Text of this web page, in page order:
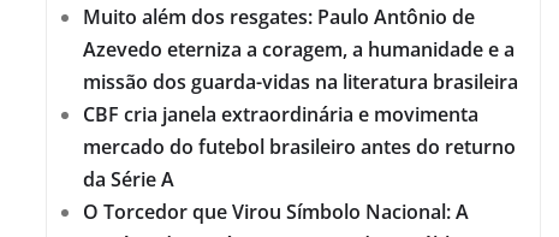
Muito além dos resgates: Paulo Antônio de
Azevedo eterniza a coragem, a humanidade e a
missão dos guarda-vidas na literatura brasileira
CBF cria janela extraordinária e movimenta
mercado do futebol brasileiro antes do returno
da Série A
O Torcedor que Virou Símbolo Nacional: A